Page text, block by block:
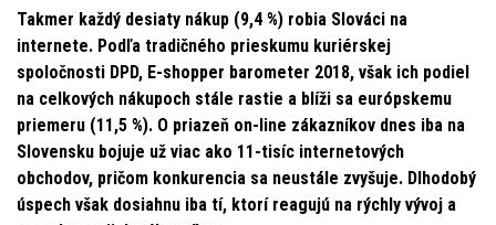
Takmer každý desiaty nákup (9,4 %) robia Slováci na
internete. Podľa tradičného prieskumu kuriérskej
spoločnosti DPD, E-shopper barometer 2018, však ich podiel
na celkových nákupoch stále rastie a blíži sa európskemu
priemeru (11,5 %). O priazeň on-line zákazníkov dnes iba na
Slovensku bojuje už viac ako 11-tisíc internetových
obchodov, pričom konkurencia sa neustále zvyšuje. Dlhodobý
úspech však dosiahnu iba tí, ktorí reagujú na rýchly vývoj a